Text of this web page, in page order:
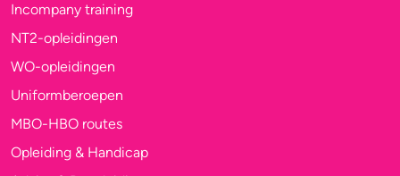
Incompany training
NT2-opleidingen
WO-opleidingen
Uniformberoepen
MBO-HBO routes
Opleiding & Handicap